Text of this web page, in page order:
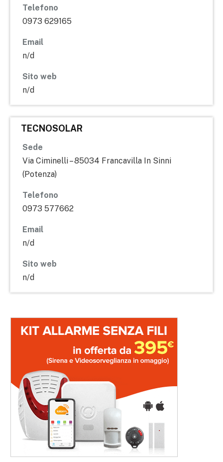
Telefono
0973 629165
Email
n/d
Sito web
n/d
TECNOSOLAR
Sede
Via Ciminelli – 85034 Francavilla In Sinni
(Potenza)
Telefono
0973 577662
Email
n/d
Sito web
n/d